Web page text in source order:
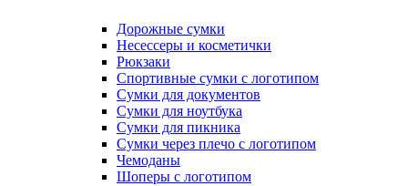
Дорожные сумки
Несессеры и косметички
Рюкзаки
Спортивные сумки с логотипом
Сумки для документов
Сумки для ноутбука
Сумки для пикника
Сумки через плечо с логотипом
Чемоданы
Шоперы с логотипом